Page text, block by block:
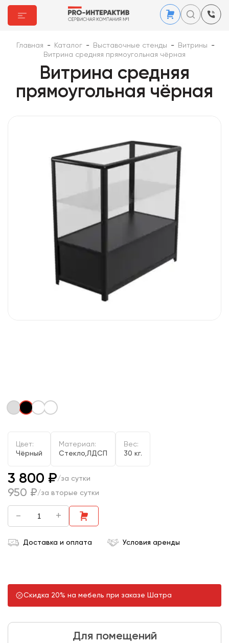
Главная - Каталог - Выставочные стенды - Витрины
-
Витрина средняя прямоугольная чёрная
Витрина средняя
прямоугольная чёрная
Цвет:
Чёрный
Материал:
Стекло,ЛДСП
Вес:
30 кг.
3 800 ₽/за сутки
950 ₽/за вторые сутки
- +
Доставка и оплата Условия аренды
Скидка 20% на мебель при заказе Шатра
Для помещений